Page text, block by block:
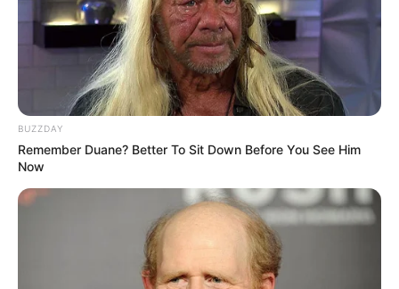
BUZZDAY
Remember Duane? Better To Sit Down Before You See Him
Now